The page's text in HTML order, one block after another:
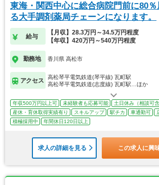
東海・関西中心に総合病院門前に80
る大手調剤薬局チェーンになります。
給与
【月収】28.3万円～34.5万円程度
【年収】420万円～540万円程度
勤務地 香川県 高松市
アクセス
高松琴平電気鉄道(琴平線) 瓦町駅
高松琴平電気鉄道(志度線) 瓦町駅…ほか
年収500万円以上可 未経験者も応募可能
土日休み（相談可含
産休・育休取得実績有り
スキルアップ 駅チカ 車通勤可
積極採用中
年間休日120日以上
求人の詳細を見る この求人に興